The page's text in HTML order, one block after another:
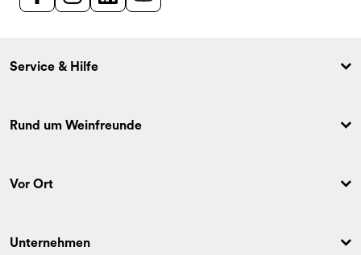
Service & Hilfe
Rund um Weinfreunde
Vor Ort
Unternehmen